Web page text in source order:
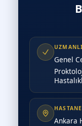
Genel
HASTANE
Ankara